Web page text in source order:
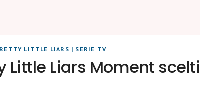
LITTLE LIARS | SERIE TV
Little Liars Moment scelti